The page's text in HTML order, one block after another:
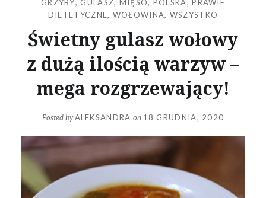
GRZYBY, GULASZ, MIĘSO, POLSKA,PRAWIE
DIETETYCZNE, WOŁOWINA, WSZYSTKO
Świetny gulasz wołowy
z dużą ilością warzyw –
mega rozgrzewający!
Posted byALEKSANDRA on 18 GRUDNIA, 2020